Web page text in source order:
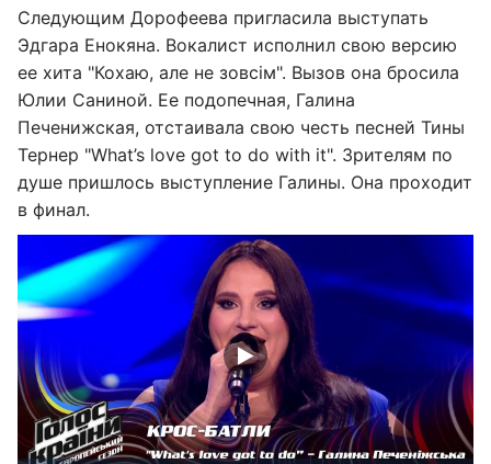
Следующим Дорофеева пригласила выступать
Эдгара Енокяна. Вокалист исполнил свою версию
ее хита "Кохаю, але не зовсім". Вызов она бросила
Юлии Саниной. Ее подопечная, Галина
Печенижская, отстаивала свою честь песней Тины
Тернер "What’s love got to do with it". Зрителям по
душе пришлось выступление Галины. Она проходит
в финал.